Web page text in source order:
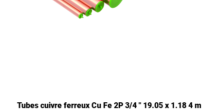
Tubes cuivre ferreux Cu Fe 2P 3/4 " 19.05 x 1.18 4 m